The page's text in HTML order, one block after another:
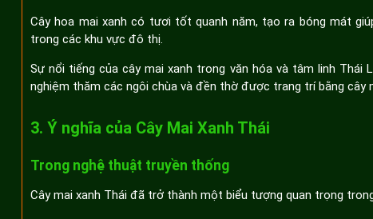
Cây hoa mai xanh có tươi tốt quanh năm, tạo ra bóng mát
trong các khu vực đô thị.
Sự nổi tiếng của cây mai xanh trong văn hóa và tâm linh Thái
nghiệm thăm các ngôi chùa và đền thờ được trang trí bằng cây
3. Ý nghĩa của Cây Mai Xanh Thái
Trong nghệ thuật truyền thống
Cây mai xanh Thái đã trở thành một biểu tượng quan trọng